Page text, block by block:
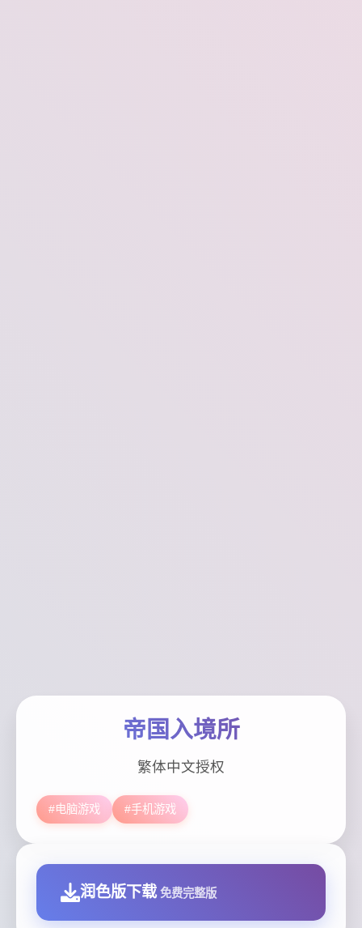
帝国入境所
繁体中文授权
#电脑游戏 #手机游戏
润色版下载 免费完整版